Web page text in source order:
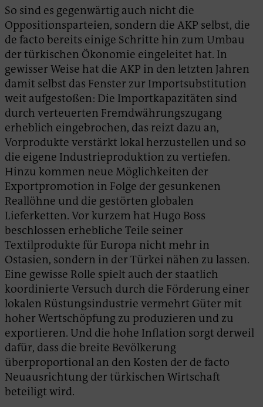
So sind es gegenwärtig auch nicht die
Oppositionsparteien, sondern die AKP selbst, die
de facto bereits einige Schritte hin zum Umbau
der türkischen Ökonomie eingeleitet hat. In
gewisser Weise hat die AKP in den letzten Jahren
damit selbst das Fenster zur Importsubstitution
weit aufgestoßen: Die Importkapazitäten sind
durch verteuerten Fremdwährungszugang
erheblich eingebrochen, das reizt dazu an,
Vorprodukte verstärkt lokal herzustellen und so
die eigene Industrieproduktion zu vertiefen.
Hinzu kommen neue Möglichkeiten der
Exportpromotion in Folge der gesunkenen
Reallöhne und die gestörten globalen
Lieferketten. Vor kurzem hat Hugo Boss
beschlossen erhebliche Teile seiner
Textilprodukte für Europa nicht mehr in
Ostasien, sondern in der Türkei nähen zu lassen.
Eine gewisse Rolle spielt auch der staatlich
koordinierte Versuch durch die Förderung einer
lokalen Rüstungsindustrie vermehrt Güter mit
hoher Wertschöpfung zu produzieren und zu
exportieren. Und die hohe Inflation sorgt derweil
dafür, dass die breite Bevölkerung
überproportional an den Kosten der de facto
Neuausrichtung der türkischen Wirtschaft
beteiligt wird.